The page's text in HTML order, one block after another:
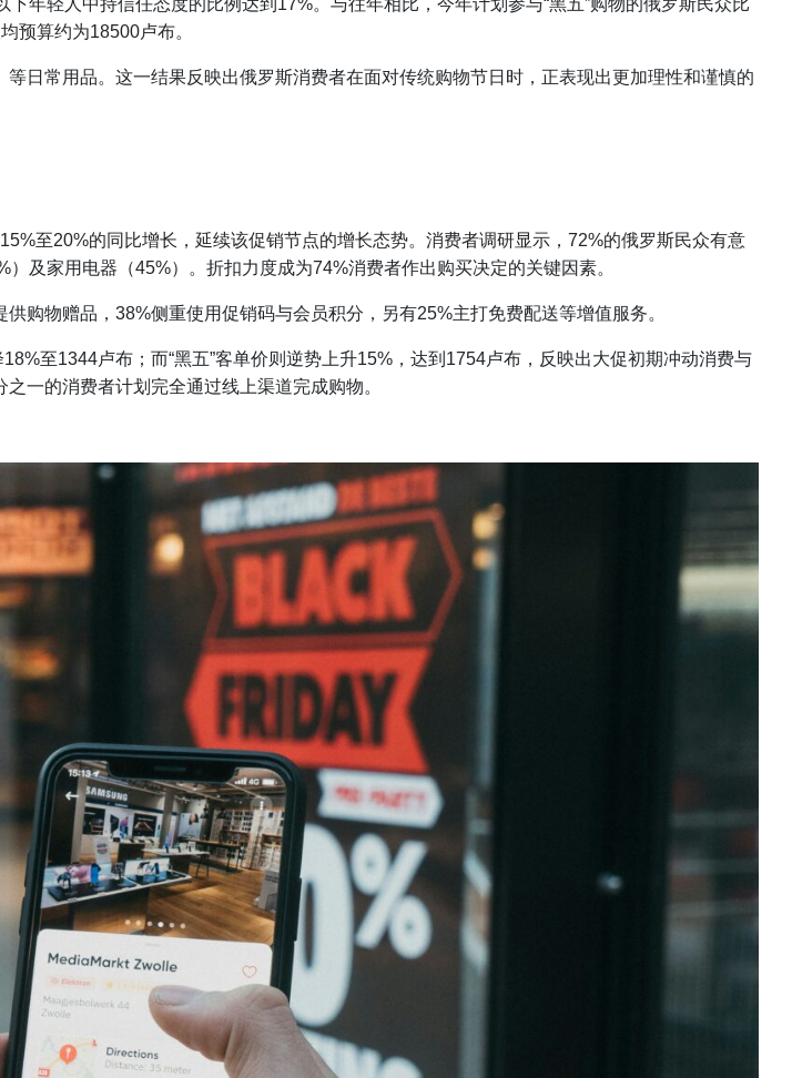
年轻人中持信任态度的比例达到17%。与往年相比，今年计划参与“黑五”购物的俄罗斯民众比
预算约为18500卢布。
日常用品。这一结果反映出俄罗斯消费者在面对传统购物节日时，正表现出更加理性和谨慎的
至20%的同比增长，延续该促销节点的增长态势。消费者调研显示，72%的俄罗斯民众有意
及家用电器（45%）。折扣力度成为74%消费者作出购买决定的关键因素。
购物赠品，38%侧重使用促销码与会员积分，另有25%主打免费配送等增值服务。
至1344卢布；而“黑五”客单价则逆势上升15%，达到1754卢布，反映出大促初期冲动消费与
一的消费者计划完全通过线上渠道完成购物。